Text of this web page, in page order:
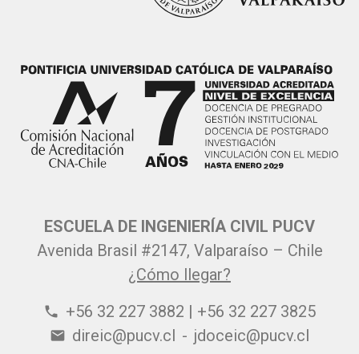
ESCUELA DE INGENIERÍA CIVIL PUCV
Avenida Brasil #2147, Valparaíso – Chile
¿Cómo llegar?
phone +56 32 227 3882 | +56 32 227 3825
email direic@pucv.cl - jdoceic@pucv.cl